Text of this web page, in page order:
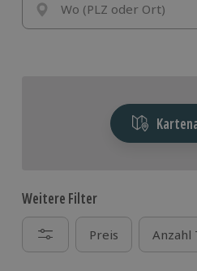
Wo (PLZ oder Ort)
Weitere Filter
Preis Anzahl